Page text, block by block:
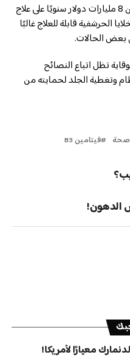
يُذكر أن الولايات المتحدة تُنفق أكثر من 8 مليارات دولار سنويًا على علاج
الحرشفية قابلة للعلاج غالبًا
بعض الحالات.
تظل اتباع النصائح
وتغطية الجلد لحمايته من
صحة فيتامين B3
الدهون!
معيارًا لأمريكا!